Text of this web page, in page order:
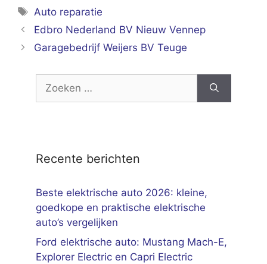
Tags
Auto reparatie
Edbro Nederland BV Nieuw Vennep
Garagebedrijf Weijers BV Teuge
naar:
Recente berichten
Beste elektrische auto 2026: kleine,
goedkope en praktische elektrische
auto’s vergelijken
Ford elektrische auto: Mustang Mach-E,
Explorer Electric en Capri Electric